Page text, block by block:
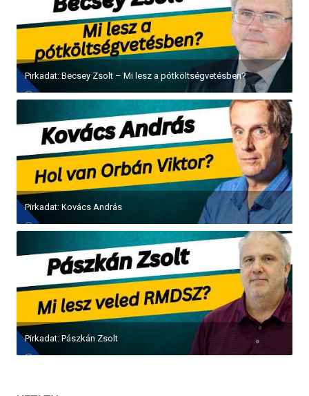
Pirkadat: Becsey Zsolt – Mi lesz a pótköltségvetésben?
Pirkadat: Kovács András
Pirkadat: Pászkán Zsolt